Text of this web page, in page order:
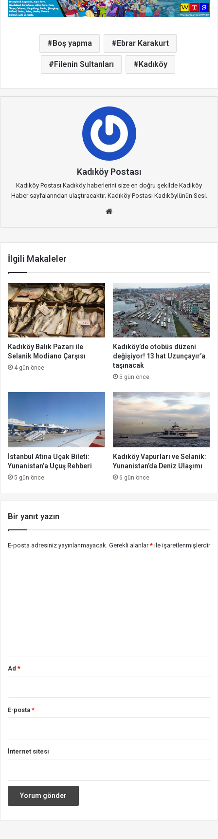
Boş yapma Ebrar Karakurt
Filenin Sultanları Kadıköy
Kadıköy Postası
Kadıköy Postası Kadıköy haberlerini size en doğru şekilde Kadıköy
Haber sayfalarından ulaştıracaktır. Kadıköy Postası Kadıköylünün Sesi.
İlgili Makaleler
Kadıköy Balık Pazarı ile
Selanik Modiano Çarşısı
4 gün önce
Kadıköy’de otobüs düzeni
değişiyor! 13 hat Uzunçayır’a
taşınacak
5 gün önce
İstanbul Atina Uçak Bileti:
Yunanistan’a Uçuş Rehberi
5 gün önce
Kadıköy Vapurları ve Selanik:
Yunanistan’da Deniz Ulaşımı
6 gün önce
Bir yanıt yazın
E-posta adresiniz yayınlanmayacak. Gerekli alanlar* ile işaretlenmişlerdir
Ad*
E-posta*
İnternet sitesi